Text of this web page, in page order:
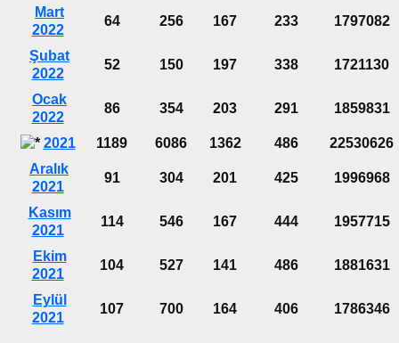
Mart
2022
64 256 167 233 1797082
Şubat
2022
52 150 197 338 1721130
Ocak
2022
86 354 203 291 1859831
2021 1189 6086 1362 486
22530626
Aralık
2021
91 304 201 425 1996968
Kasım
2021
114 546 167 444 1957715
Ekim
2021
104 527 141 486 1881631
Eylül
2021
107 700 164 406 1786346